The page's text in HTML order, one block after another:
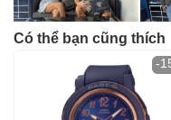
Có thể bạn cũng thích
-